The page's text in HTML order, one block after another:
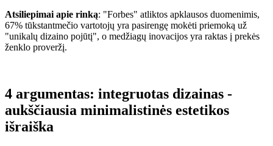
Atsiliepimai apie rinką: "Forbes" atliktos apklausos duomenimis,
67% tūkstantmečio vartotojų yra pasirengę mokėti priemoką už
"unikalų dizaino pojūtį", o medžiagų inovacijos yra raktas į prekės
ženklo proveržį.
4 argumentas: integruotas dizainas -
aukščiausia minimalistinės estetikos
išraiška